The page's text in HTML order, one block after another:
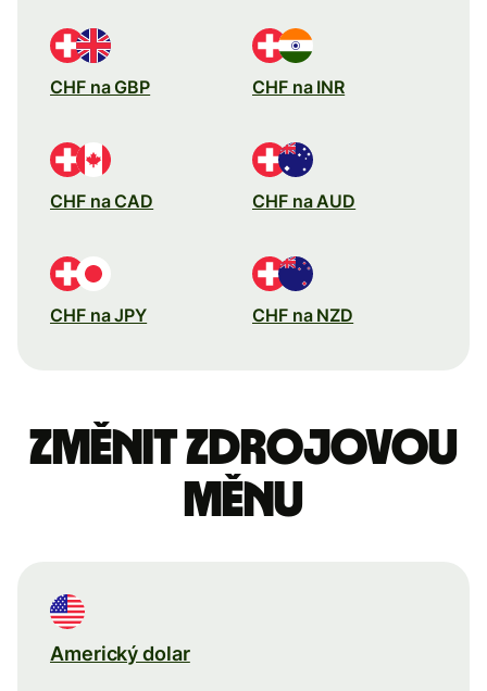
CHF na GBP CHF na INR
CHF na CAD CHF na AUD
CHF na JPY CHF na NZD
Změnit zdrojovou
měnu
Americký dolar